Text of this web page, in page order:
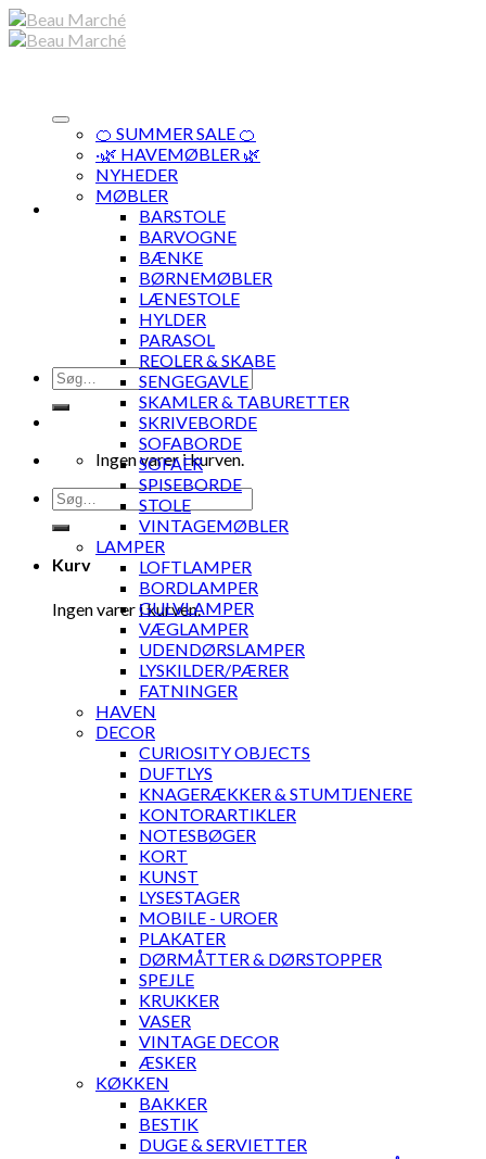
Skip
to
Søg
efter:
Ingen varer i kurven.
Søg
efter:
Kurv
Ingen varer i kurven.
🍊 SUMMER SALE 🍊
·🌿 HAVEMØBLER 🌿
NYHEDER
MØBLER
BARSTOLE
BARVOGNE
BÆNKE
BØRNEMØBLER
LÆNESTOLE
HYLDER
PARASOL
REOLER & SKABE
SENGEGAVLE
SKAMLER & TABURETTER
SKRIVEBORDE
SOFABORDE
SOFAER
SPISEBORDE
STOLE
VINTAGEMØBLER
LAMPER
LOFTLAMPER
BORDLAMPER
GULVLAMPER
VÆGLAMPER
UDENDØRSLAMPER
LYSKILDER/PÆRER
FATNINGER
HAVEN
DECOR
CURIOSITY OBJECTS
DUFTLYS
KNAGERÆKKER & STUMTJENERE
KONTORARTIKLER
NOTESBØGER
KORT
KUNST
LYSESTAGER
MOBILE - UROER
PLAKATER
DØRMÅTTER & DØRSTOPPER
SPEJLE
KRUKKER
VASER
VINTAGE DECOR
ÆSKER
KØKKEN
BAKKER
BESTIK
DUGE & SERVIETTER